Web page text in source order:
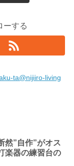
ーする
ta@nijiiro-living
然”自作”がオス
楽器の練習台の